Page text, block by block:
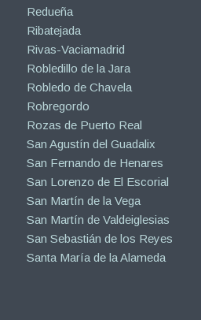
Redueña
Ribatejada
Rivas-Vaciamadrid
Robledillo de la Jara
Robledo de Chavela
Robregordo
Rozas de Puerto Real
San Agustín del Guadalix
San Fernando de Henares
San Lorenzo de El Escorial
San Martín de la Vega
San Martín de Valdeiglesias
San Sebastián de los Reyes
Santa María de la Alameda